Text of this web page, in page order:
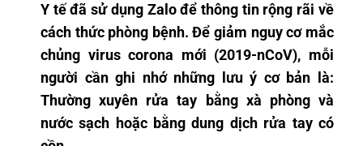
Y tế đã sử dụng Zalo để thông tin rộng rãi về
cách thức phòng bệnh. Để giảm nguy cơ mắc
chủng virus corona mới (2019-nCoV), mỗi
người cần ghi nhớ những lưu ý cơ bản là:
Thường xuyên rửa tay bằng xà phòng và
nước sạch hoặc bằng dung dịch rửa tay có